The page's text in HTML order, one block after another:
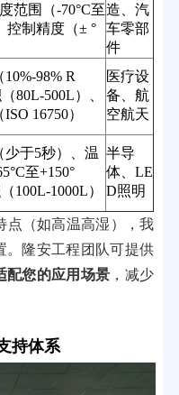
范围（-70°C至
控制精度（± °
造、汽
车零部
件
98% R
80L-500L）、
16750）
医疗设
备、航
空航天
少于5秒）、温
至+150°
100L-1000L）
半导
体、LE
D照明
点（如高温高湿），我
。隆安工程团队可提供
配您的应用场景 ，减少
持体系